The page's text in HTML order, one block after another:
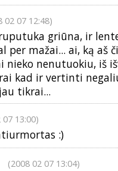
02 07 12:48)
griūna, ir
per mažai... ai, ką aš
nenutuokiu, iš
kad ir vertinti
tikrai...
07 13:00)
:)
(2008 02 07 13:04)